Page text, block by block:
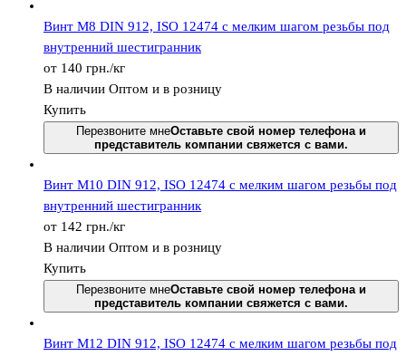
Винт М8 DIN 912, ISО 12474 с мелким шагом резьбы под
внутренний шестигранник
от 140 грн./кг
В наличии Оптом и в розницу
Купить
Перезвоните мнеОставьте свой номер телефона и
представитель компании свяжется с вами.
Винт М10 DIN 912, ISО 12474 с мелким шагом резьбы под
внутренний шестигранник
от 142 грн./кг
В наличии Оптом и в розницу
Купить
Перезвоните мнеОставьте свой номер телефона и
представитель компании свяжется с вами.
Винт М12 DIN 912, ISО 12474 с мелким шагом резьбы под